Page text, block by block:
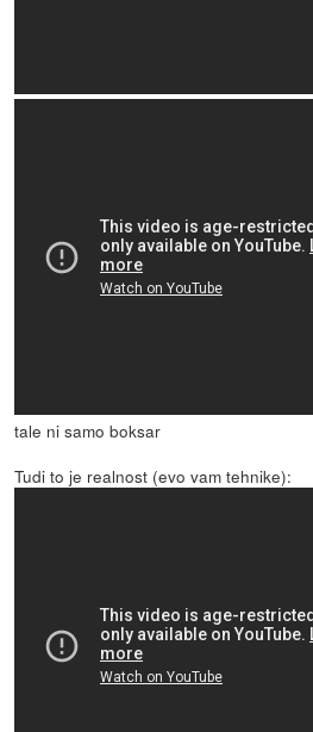
tale ni samo boksar
Tudi to je realnost (evo vam tehnike):